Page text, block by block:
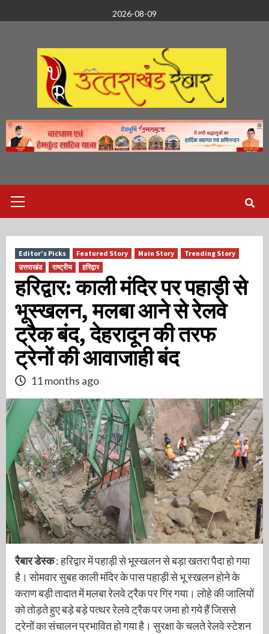
to
2026-08-09
Menu
Editor’s Picks Featured Story Main Story
Trending Story
उत्तराखंड
राष्ट्रीय हरिद्वार
हरिद्वार: काली मंदिर पर पहाड़ी से
भूस्खलन, मलबा आने से रेलवे
ट्रैक बंद, देहरादून की तरफ
ट्रेनों की आवाजाही बंद
11 months ago
रैबार डेस्क: हरिद्वार में पहाड़ी से भूस्खलन से बड़ा खतरा पैदा हो गया
है। सोमवार सुबह काली मंदिर के पास पहाड़ी से भू स्खलन होने के
कराण बड़ी तादात में मलबा रेलवे ट्रैक पर गिर गया। लोहे की जालियों
को तोड़ते हुए बड़े बड़े पत्थर रेलवे ट्रैक पर जमा हो गये हैं जिससे
ट्रेनों का संचालन प्रभावित हो गया है। सुरक्षा के चलते रेलवे स्टेशन